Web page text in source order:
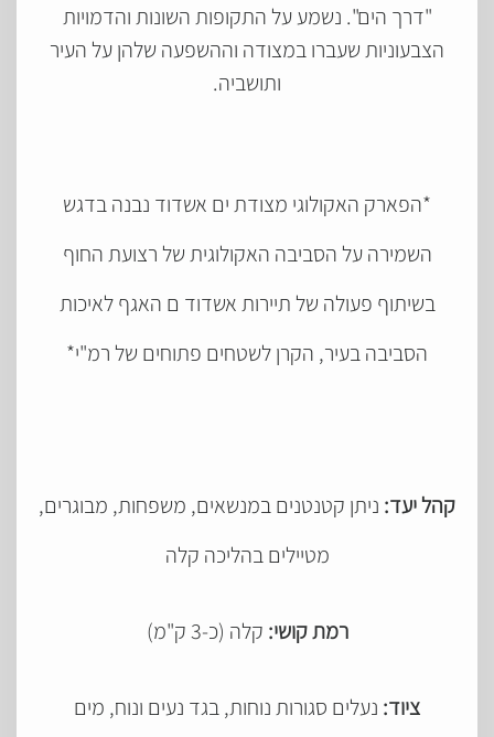
"דרך הים". נשמע על התקופות השונות והדמויות
הצבעוניות שעברו במצודה וההשפעה שלהן על העיר
ותושביה.
*הפארק האקולוגי מצודת ים אשדוד נבנה בדגש
השמירה על הסביבה האקולוגית של רצועת החוף
בשיתוף פעולה של תיירות אשדוד ם האגף לאיכות
הסביבה בעיר, הקרן לשטחים פתוחים של רמ"י*
קהל יעד: ניתן קטנטנים במנשאים, משפחות, מבוגרים,
מטיילים בהליכה קלה
רמת קושי: קלה (כ-3 ק"מ)
ציוד: נעלים סגורות נוחות, בגד נעים ונוח, מים